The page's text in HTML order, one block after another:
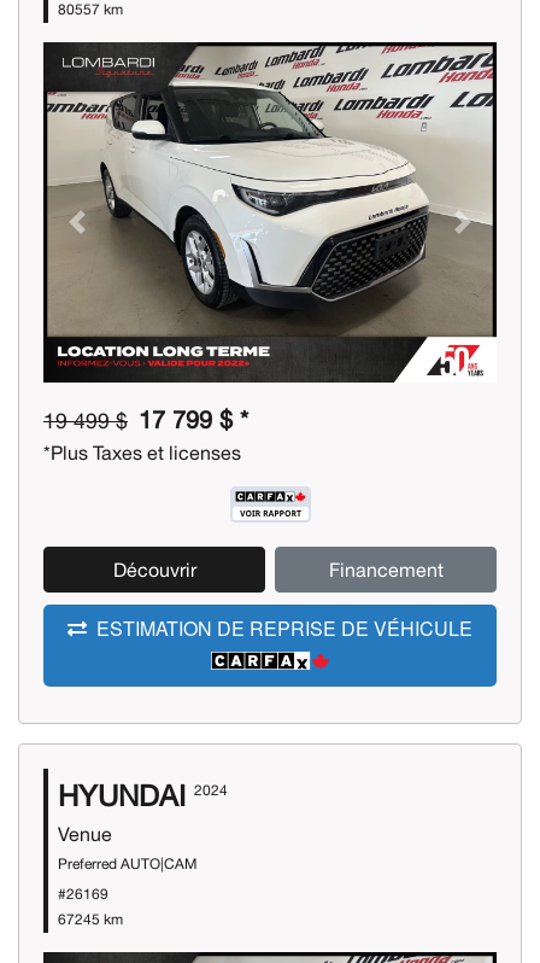
80557 km
Previous Next
19 499 $ 17 799 $ *
*Plus Taxes et licenses
Découvrir Financement
ESTIMATION DE REPRISE DE VÉHICULE
HYUNDAI 2024
Venue
Preferred AUTO|CAM
#26169
67245 km